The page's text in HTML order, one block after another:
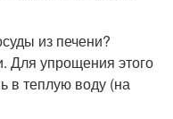
из печени?
Для упрощения этого
в теплую воду (на